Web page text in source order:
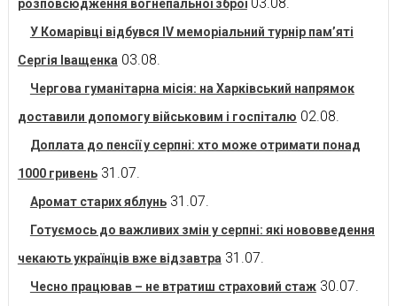
розповсюдження вогнепальної зброї
У Комарівці відбувся IV меморіальний турнір пам’яті
Сергія Іващенка 03.08.
Чергова гуманітарна місія: на Харківський напрямок
доставили допомогу військовим і госпіталю 02.08.
Доплата до пенсії у серпні: хто може отримати понад
1000 гривень 31.07.
Аромат старих яблунь 31.07.
Готуємось до важливих змін у серпні: які нововведення
чекають українців вже відзавтра 31.07.
Чесно працював – не втратиш страховий стаж 30.07.